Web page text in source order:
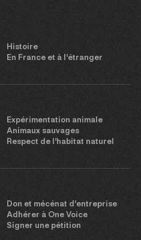
Histoire
En France et à l’étranger
Expérimentation animale
Animaux sauvages
Respect de l’habitat naturel
Don et mécénat d’entreprise
Adhérer à One Voice
Signer une pétition